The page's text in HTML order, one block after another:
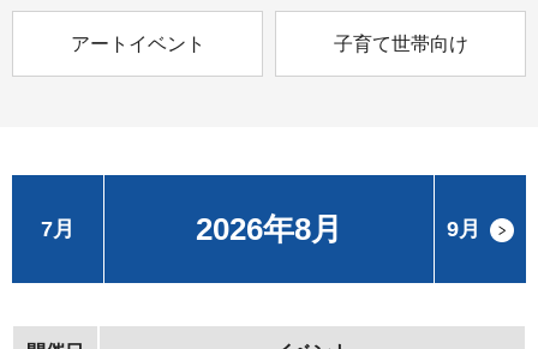
アートイベント 子育て世帯向け
2026年8月
7月 9月